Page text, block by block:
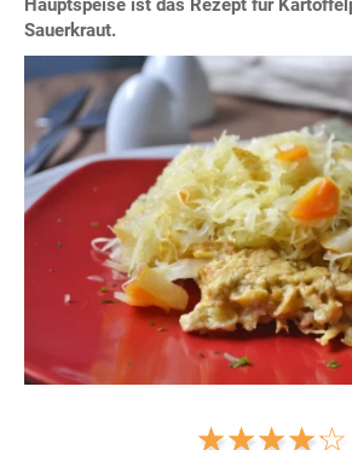
Hauptspeise ist das Rezept für
Sauerkraut.